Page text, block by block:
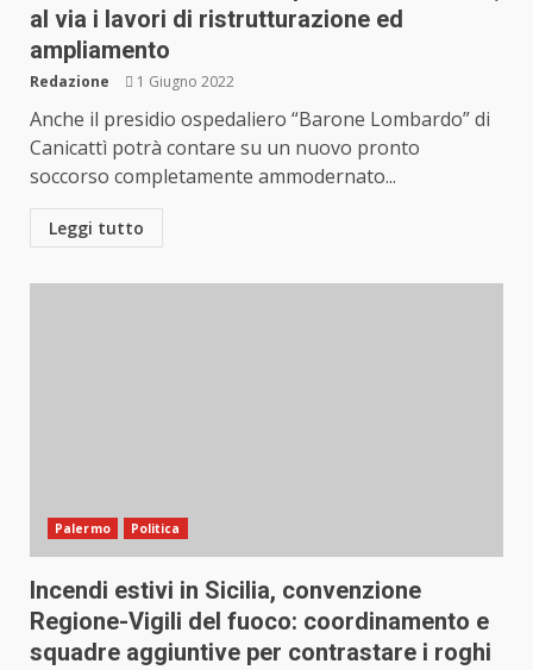
al via i lavori di ristrutturazione ed
ampliamento
Redazione 1 Giugno 2022
Anche il presidio ospedaliero “Barone Lombardo” di
Canicattì potrà contare su un nuovo pronto
soccorso completamente ammodernato...
Leggi tutto
Palermo Politica
Incendi estivi in Sicilia, convenzione
Regione-Vigili del fuoco: coordinamento e
squadre aggiuntive per contrastare i roghi